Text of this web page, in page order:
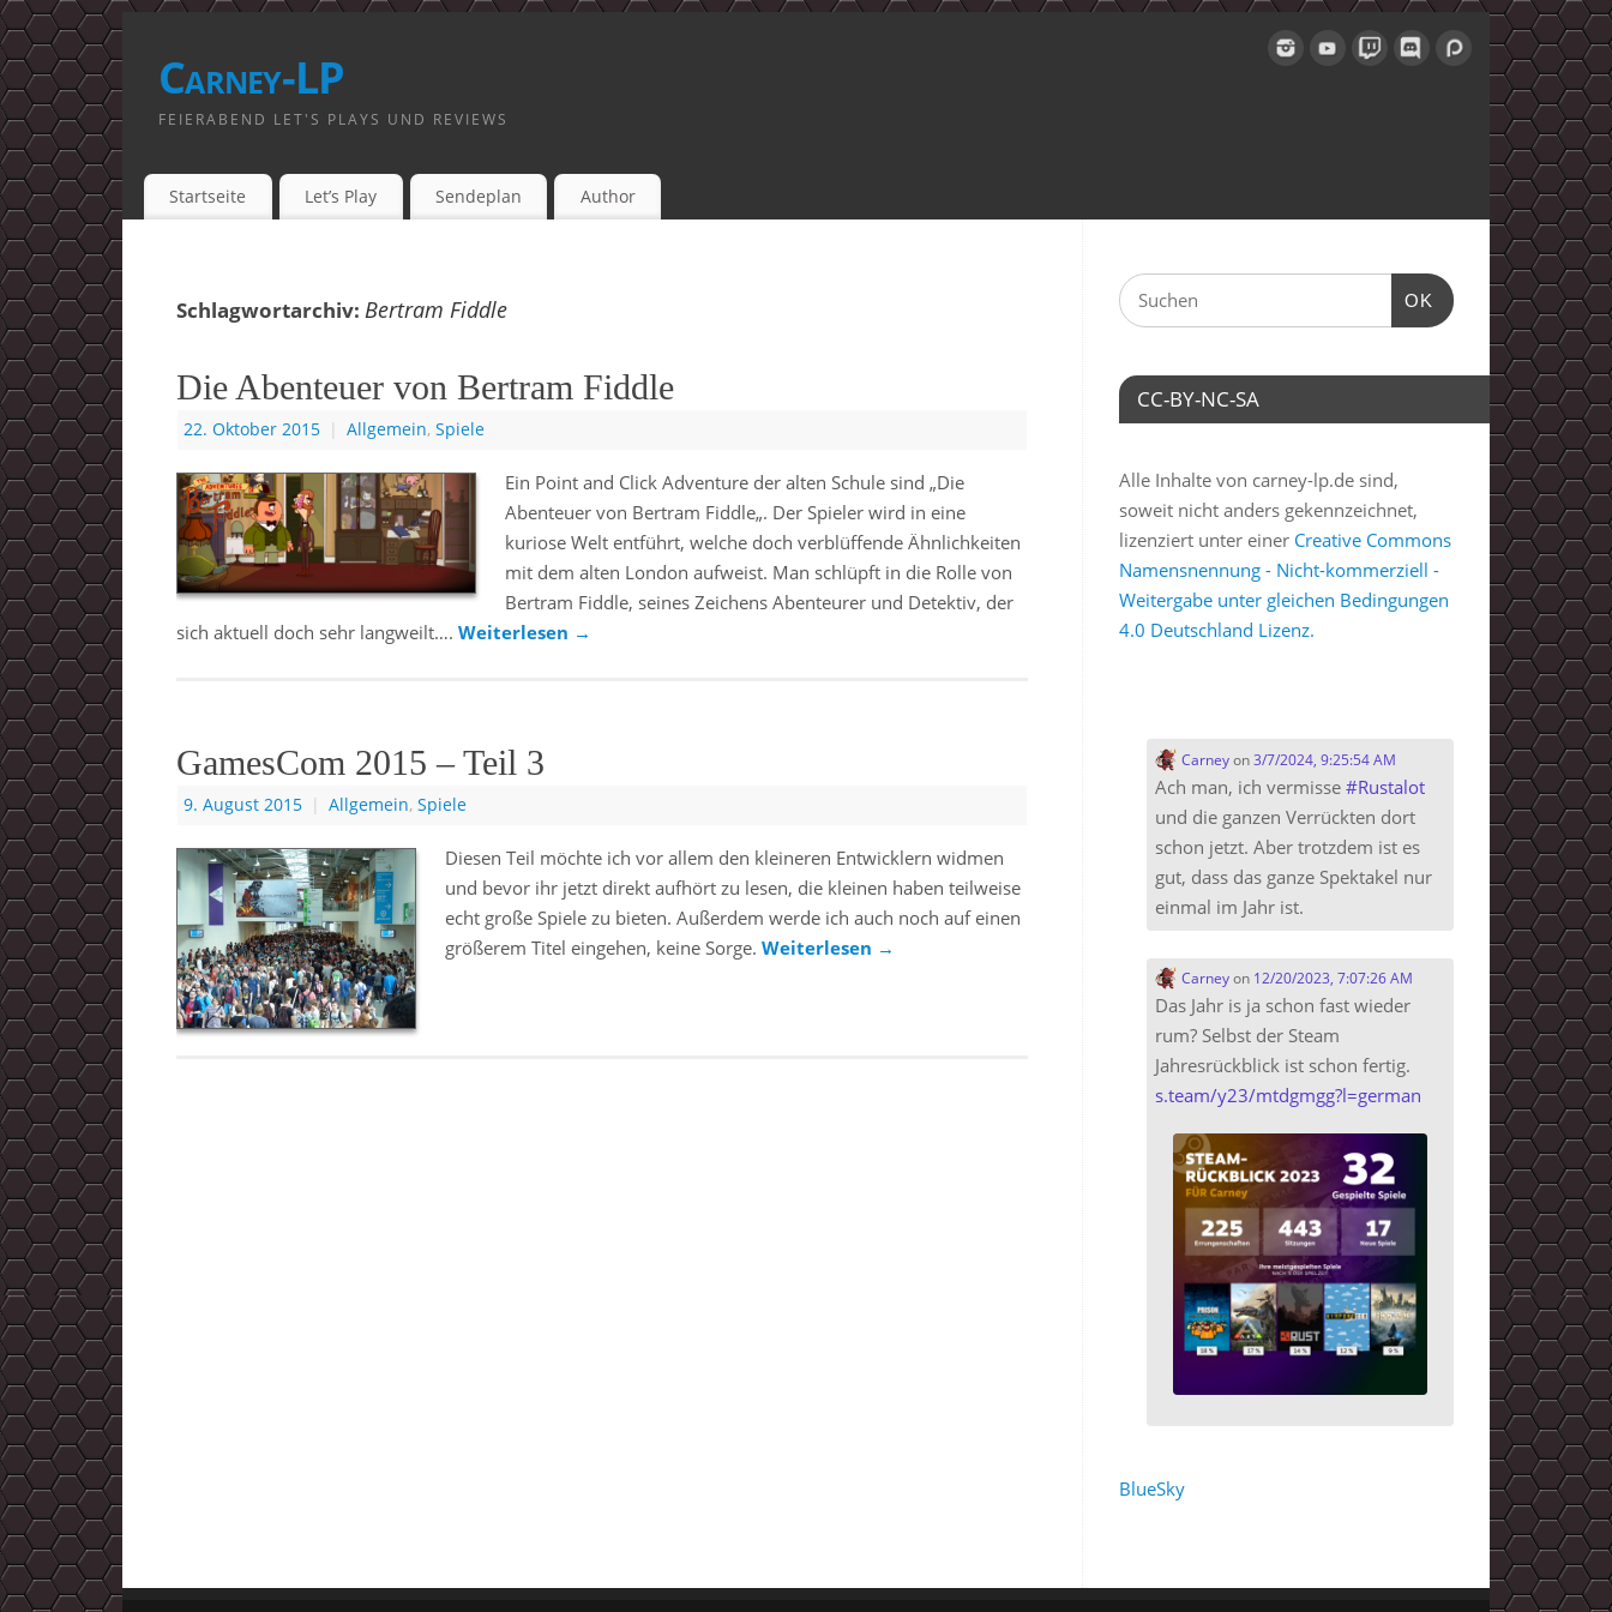
Carney-LP
FEIERABEND LET'S PLAYS UND REVIEWS
Startseite Let’s Play Sendeplan Author
Schlagwortarchiv: Bertram Fiddle
Die Abenteuer von Bertram Fiddle
22. Oktober 2015 | Allgemein, Spiele
Ein Point and Click Adventure der alten Schule sind „Die
Abenteuer von Bertram Fiddle„. Der Spieler wird in eine
kuriose Welt entführt, welche doch verblüffende Ähnlichkeiten
mit dem alten London aufweist. Man schlüpft in die Rolle von
Bertram Fiddle, seines Zeichens Abenteurer und Detektiv, der
sich aktuell doch sehr langweilt…. Weiterlesen →
GamesCom 2015 – Teil 3
9. August 2015 | Allgemein, Spiele
Diesen Teil möchte ich vor allem den kleineren Entwicklern widmen
und bevor ihr jetzt direkt aufhört zu lesen, die kleinen haben teilweise
echt große Spiele zu bieten. Außerdem werde ich auch noch auf einen
größerem Titel eingehen, keine Sorge. Weiterlesen →
OK
CC-BY-NC-SA
Alle Inhalte von carney-lp.de sind,
soweit nicht anders gekennzeichnet,
lizenziert unter einer Creative Commons
Namensnennung - Nicht-kommerziell -
Weitergabe unter gleichen Bedingungen
4.0 Deutschland Lizenz.
Carneyon3/7/2024, 9:25:54 AM
Ach man, ich vermisse #Rustalot
und die ganzen Verrückten dort
schon jetzt. Aber trotzdem ist es
gut, dass das ganze Spektakel nur
einmal im Jahr ist.
Carneyon 12/20/2023, 7:07:26 AM
Das Jahr is ja schon fast wieder
rum? Selbst der Steam
Jahresrückblick ist schon fertig.
s.team/y23/mtdgmgg?l=german
BlueSky